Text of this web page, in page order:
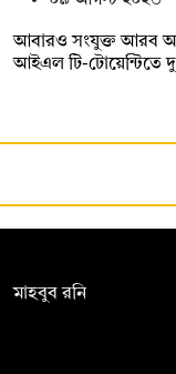
আবারও সংযুক্ত আরব
আইএল টি-টোয়েন্টিতে
মাহবুব রনি